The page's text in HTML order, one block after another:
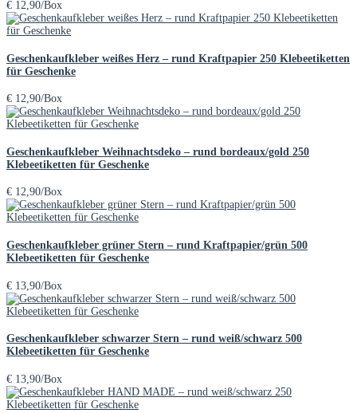
€ 12,90/Box
Geschenkaufkleber weißes Herz – rund Kraftpapier 250 Klebeetiketten
für Geschenke
€ 12,90/Box
Geschenkaufkleber Weihnachtsdeko – rund bordeaux/gold 250
Klebeetiketten für Geschenke
€ 12,90/Box
Geschenkaufkleber grüner Stern – rund Kraftpapier/grün 500
Klebeetiketten für Geschenke
€ 13,90/Box
Geschenkaufkleber schwarzer Stern – rund weiß/schwarz 500
Klebeetiketten für Geschenke
€ 13,90/Box